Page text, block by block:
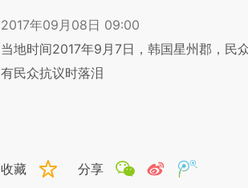
2017年09月08日 09:00
当地时间2017年9月7日，韩国星州郡，民
有民众抗议时落泪
收藏 分享